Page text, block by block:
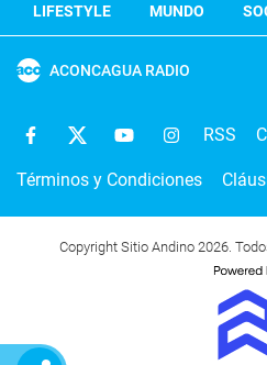
LIFESTYLE
MUNDO
ACONCAGUA RADIO
RSS
Términos y Condiciones
Copyright Sitio Andino 2026.